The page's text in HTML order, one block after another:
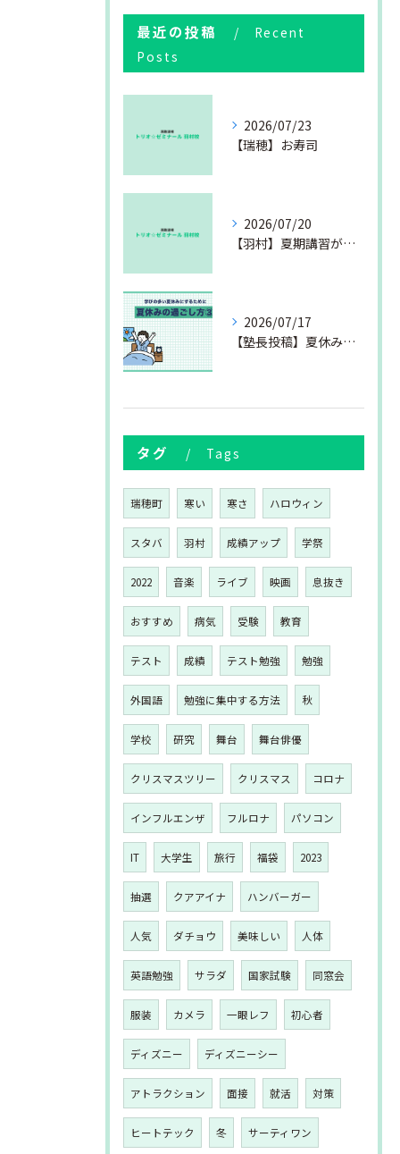
最近の投稿
Recent
Posts
2026/07/23
【瑞穂】お寿司
2026/07/20
【羽村】夏期講習が始まりました
2026/07/17
【塾長投稿】夏休みの過ごし方③
タグ Tags
瑞穂町 寒い 寒さ ハロウィン
スタバ 羽村 成績アップ 学祭
2022 音楽 ライブ 映画 息抜き
おすすめ 病気 受験 教育
テスト 成績 テスト勉強 勉強
外国語 勉強に集中する方法 秋
学校 研究 舞台 舞台俳優
クリスマスツリー クリスマス コロナ
インフルエンザ フルロナ パソコン
IT 大学生 旅行 福袋 2023
抽選 クアアイナ ハンバーガー
人気 ダチョウ 美味しい 人体
英語勉強 サラダ 国家試験 同窓会
服装 カメラ 一眼レフ 初心者
ディズニー ディズニーシー
アトラクション 面接 就活 対策
ヒートテック 冬 サーティワン